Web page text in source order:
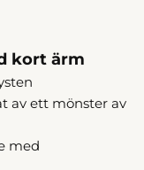
kort ärm
av ett mönster av
med